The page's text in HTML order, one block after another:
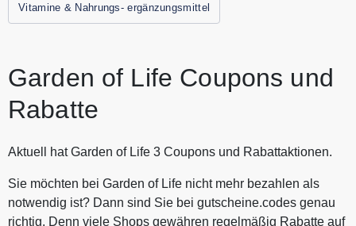
Vitamine & Nahrungs- ergänzungsmittel
Garden of Life Coupons und
Rabatte
Aktuell hat Garden of Life 3 Coupons und Rabattaktionen.
Sie möchten bei Garden of Life nicht mehr bezahlen als
notwendig ist? Dann sind Sie bei gutscheine.codes genau
richtig. Denn viele Shops gewähren regelmäßig Rabatte auf